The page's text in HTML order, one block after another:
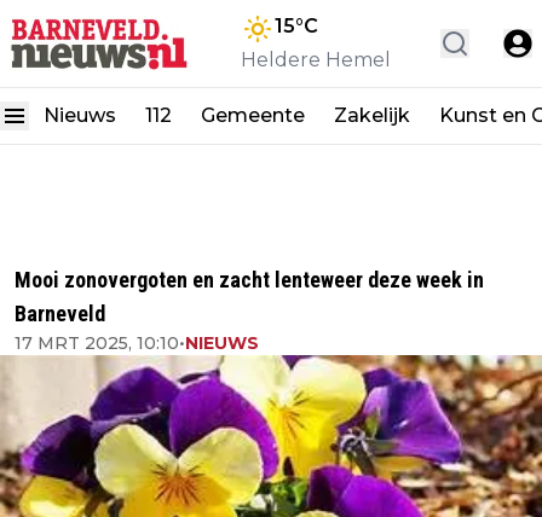
15°C
Heldere Hemel
Nieuws 112 Gemeente Zakelijk Kunst en
Mooi zonovergoten en zacht lenteweer deze week in
Barneveld
17 MRT 2025, 10:10•NIEUWS